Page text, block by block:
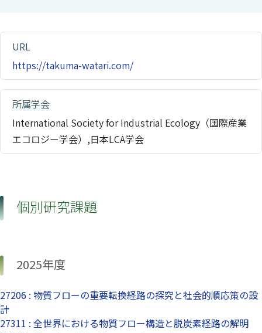
URL
https://takuma-watari.com/
所属学会
International Society for Industrial Ecology（国際産業
エコロジー学会）,日本LCA学会
個別研究課題
2025年度
27206 : 物質フローの重要転換経路の探究と社会的順応策の設
計
27311 : 全世界における物質フロー構造と脱炭素経路の解明